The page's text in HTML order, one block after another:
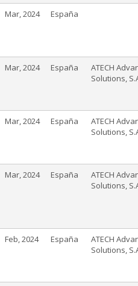
Mar, 2024 España
Mar, 2024 España
ATECH
Solutions,
Mar, 2024 España
ATECH
Solutions,
Mar, 2024 España
ATECH
Solutions,
Feb, 2024 España
ATECH
Solutions,